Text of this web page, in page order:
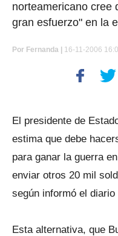
norteamericano cree
gran esfuerzo" en la
Por Fernanda | 16-11-2006 16:0
El presidente de
estima que debe
para ganar la guerra
enviar otros 20 mil
según informó el
Esta alternativa, que